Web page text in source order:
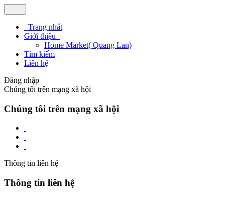
Trang nhất
Giới thiệu
Home Market( Quang Lan)
Tìm kiếm
Liên hệ
Đăng nhập
Chúng tôi trên mạng xã hội
Chúng tôi trên mạng xã hội
Thông tin liên hệ
Thông tin liên hệ